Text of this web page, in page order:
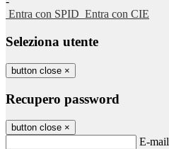
Entra con SPID Entra con CIE
Seleziona utente
button close ×
Recupero password
button close ×
E-mail